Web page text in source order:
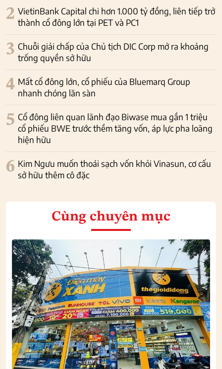
2 VietinBank Capital chi hơn 1.000 tỷ đồng, liên tiếp trở
thành cổ đông lớn tại PET và PC1
3 Chuỗi giải chấp của Chủ tịch DIC Corp mở ra khoảng
trống quyền sở hữu
4 Mất cổ đông lớn, cổ phiếu của Bluemarq Group
nhanh chóng lăn sàn
5 Cổ đông liên quan lãnh đạo Biwase mua gần 1 triệu
cổ phiếu BWE trước thềm tăng vốn, áp lực pha loãng
hiện hữu
6 Kim Ngưu muốn thoái sạch vốn khỏi Vinasun, cơ cấu
sở hữu thêm cô đặc
Cùng chuyên mục